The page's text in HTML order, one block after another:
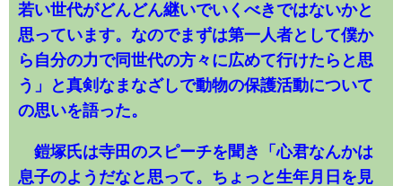
若い世代がどんどん継いでいくべきではないかと
思っています。なのでまずは第一人者として僕か
ら自分の力で同世代の方々に広めて行けたらと思
う」と真剣なまなざしで動物の保護活動について
の思いを語った。
鎧塚氏は寺田のスピーチを聞き「心君なんかは
息子のようだなと思って。ちょっと生年月日を見